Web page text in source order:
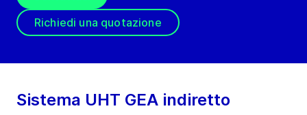
Richiedi una quotazione
Sistema UHT GEA indiretto